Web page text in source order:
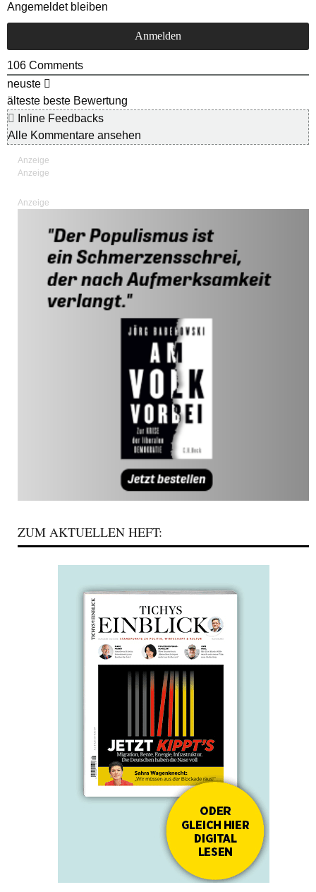
Angemeldet bleiben
106 Comments
neuste
älteste beste Bewertung
Inline Feedbacks
Alle Kommentare ansehen
Anzeige
ZUM AKTUELLEN HEFT: